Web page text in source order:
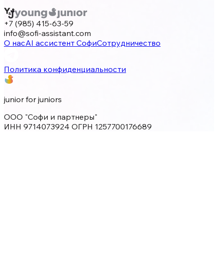
+7 (985) 415-63-59
info@sofi-assistant.com
О насAI ассистент СофиСотрудничество
Политика конфиденциальности
junior for juniors
ООО "Софи и партнеры"
ИНН 9714073924 ОГРН 1257700176689